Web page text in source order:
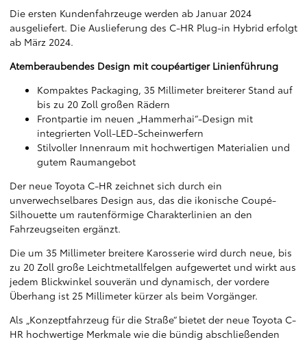
Die ersten Kundenfahrzeuge werden ab Januar 2024
ausgeliefert. Die Auslieferung des C-HR Plug-in Hybrid erfolgt
ab März 2024.
Atemberaubendes Design mit coupéartiger Linienführung
Kompaktes Packaging, 35 Millimeter breiterer Stand auf
bis zu 20 Zoll großen Rädern
Frontpartie im neuen „Hammerhai“-Design mit
integrierten Voll-LED-Scheinwerfern
Stilvoller Innenraum mit hochwertigen Materialien und
gutem Raumangebot
Der neue Toyota C-HR zeichnet sich durch ein
unverwechselbares Design aus, das die ikonische Coupé-
Silhouette um rautenförmige Charakterlinien an den
Fahrzeugseiten ergänzt.
Die um 35 Millimeter breitere Karosserie wird durch neue, bis
zu 20 Zoll große Leichtmetallfelgen aufgewertet und wirkt aus
jedem Blickwinkel souverän und dynamisch, der vordere
Überhang ist 25 Millimeter kürzer als beim Vorgänger.
Als „Konzeptfahrzeug für die Straße“ bietet der neue Toyota C-
HR hochwertige Merkmale wie die bündig abschließenden